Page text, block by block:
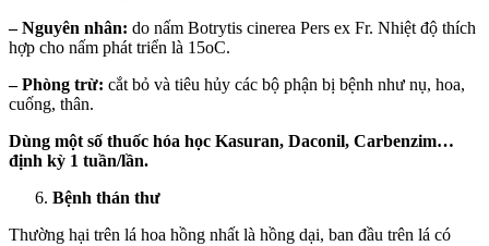
– Nguyên nhân: do nấm Botrytis cinerea Pers ex Fr. Nhiệt độ thích
hợp cho nấm phát triển là 15oC.
– Phòng trừ: cắt bỏ và tiêu hủy các bộ phận bị bệnh như nụ, hoa,
cuống, thân.
Dùng một số thuốc hóa học Kasuran, Daconil, Carbenzim…
định kỳ 1 tuần/lần.
Bệnh thán thư
Thường hại trên lá hoa hồng nhất là hồng dại, ban đầu trên lá có